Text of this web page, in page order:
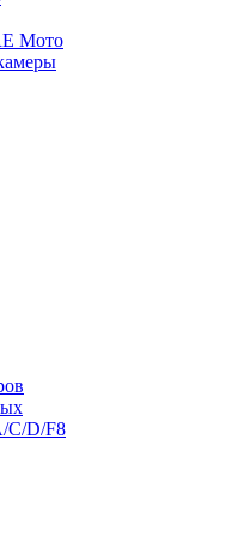
Мото
С/D/F8